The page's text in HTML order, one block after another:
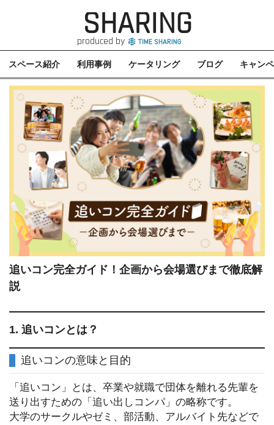
SHARING
produced by
スペース紹介 利用事例 ケータリング ブログ キャン
追いコン完全ガイド！企画から会場選びまで徹底解
説
1. 追いコンとは？
追いコンの意味と目的
「追いコン」とは、卒業や就職で団体を離れる先輩を
送り出すための「追い出しコンパ」の略称です。
大学のサークルやゼミ、部活動、アルバイト先などで